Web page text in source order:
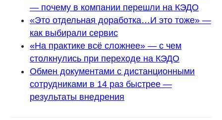
— почему в компании перешли на КЭДО
«Это отдельная доработка…И это тоже» —
как выбирали сервис
«На практике всё сложнее» — с чем
столкнулись при переходе на КЭДО
Обмен документами с дистанционными
сотрудниками в 14 раз быстрее —
результаты внедрения